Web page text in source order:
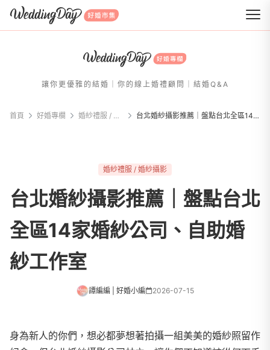
WeddingDay 好婚市集
讓你更優雅的結婚｜你的線上婚禮顧問｜結婚Q&A
首頁 好婚專欄 婚紗禮服 / 婚紗攝影 台北婚紗攝影推薦｜盤點台北全區14家婚紗公司、自助婚紗工作室
婚紗禮服 / 婚紗攝影
台北婚紗攝影推薦｜盤點台北
全區14家婚紗公司、自助婚
紗工作室
譚編編 | 好婚小編 2026-07-15
身為新人的你們，想必都夢想著拍攝一組美美的婚紗照留作